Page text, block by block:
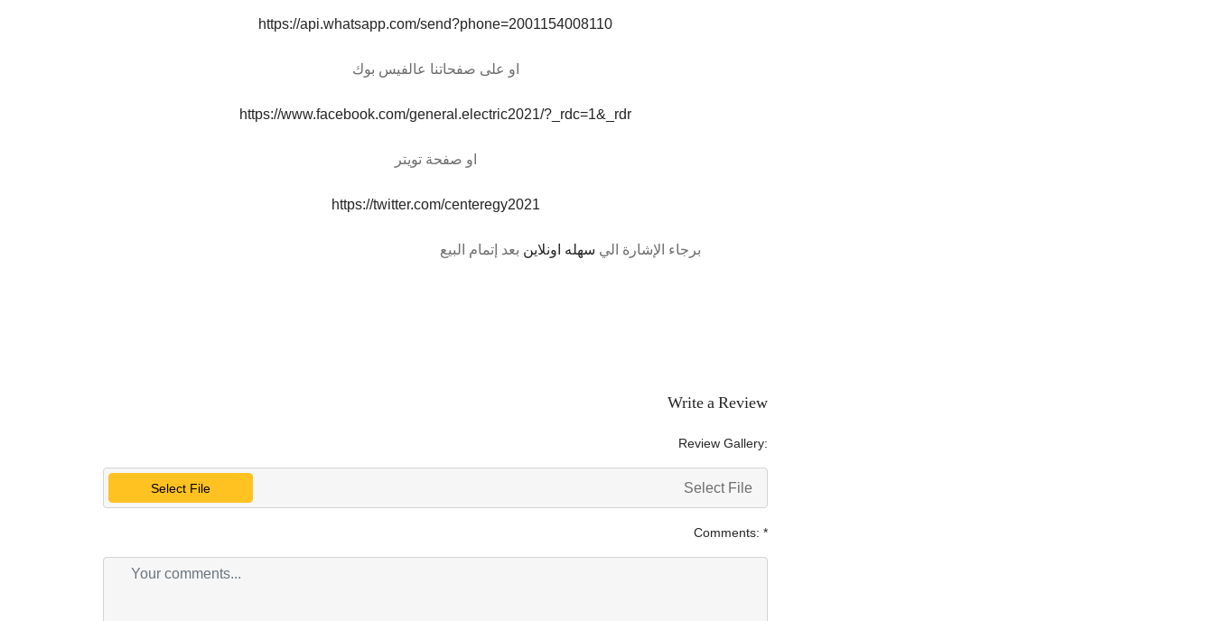
https://api.whatsapp.com/send?phone=2001154008110
او على صفحاتنا عالفيس بوك
https://www.facebook.com/general.electric2021/?_rdc=1&_rdr
او صفحة تويتر
https://twitter.com/centeregy2021
برجاء الإشارة الي سهله اونلاين بعد إتمام البيع
Write a Review
Review Gallery:
Select File Select File
Comments: *